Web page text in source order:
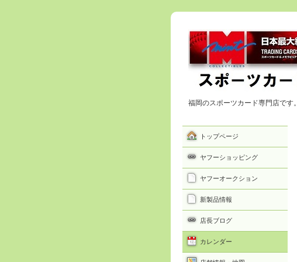
福岡のスポーツカード専門店です。
トップページ
ヤフーショッピング
ヤフーオークション
新製品情報
店長ブログ
カレンダー